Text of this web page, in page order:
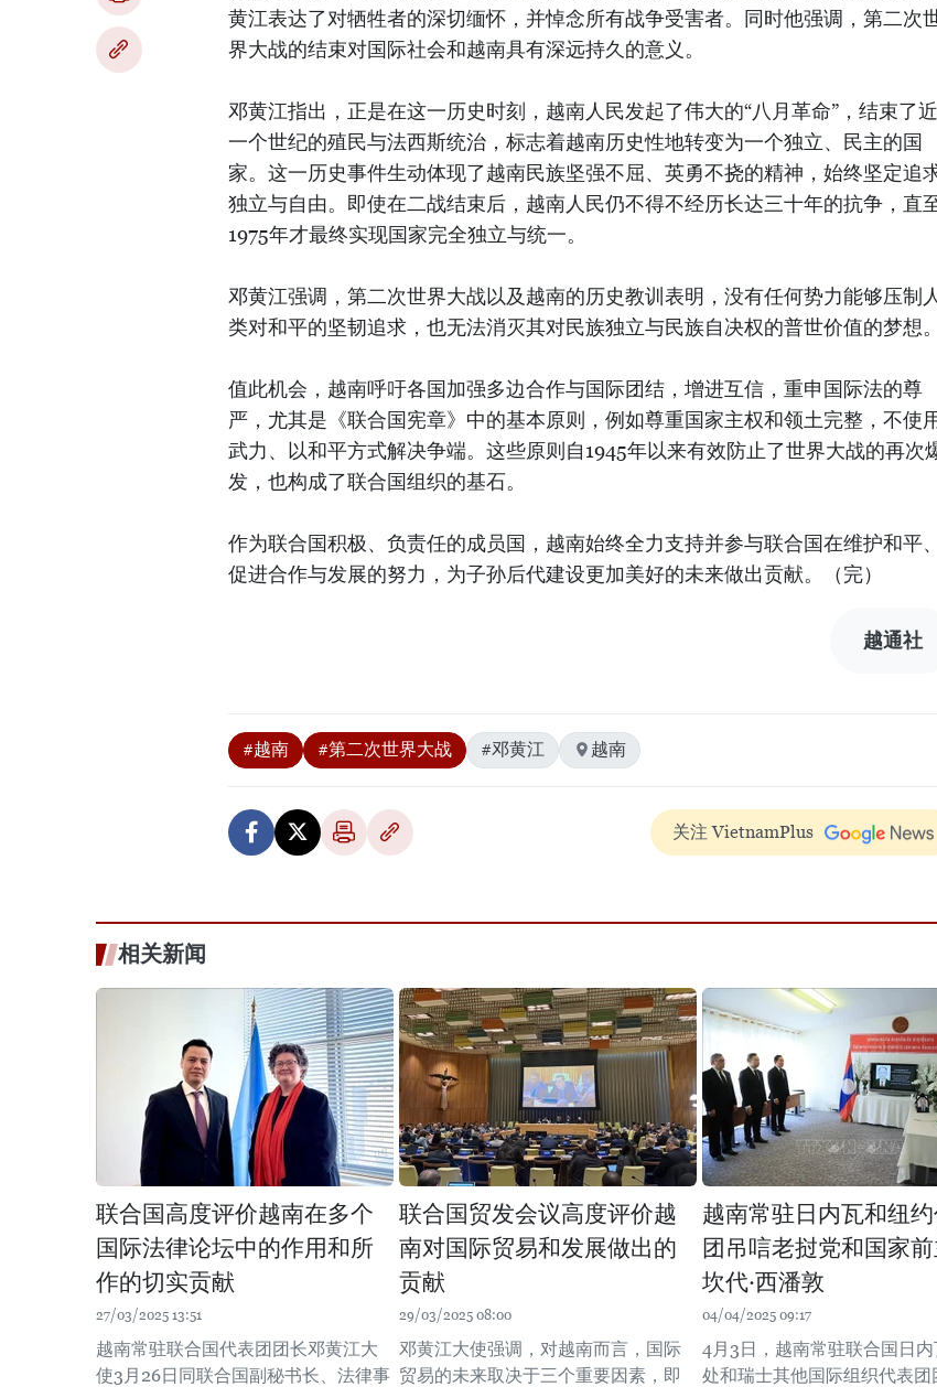
黄江表达了对牺牲者的深切缅怀，并悼念所有战争受害者。同时他强调，第二次
界大战的结束对国际社会和越南具有深远持久的意义。
邓黄江指出，正是在这一历史时刻，越南人民发起了伟大的“八月革命”，结束了近
一个世纪的殖民与法西斯统治，标志着越南历史性地转变为一个独立、民主的国
家。这一历史事件生动体现了越南民族坚强不屈、英勇不挠的精神，始终坚定追
独立与自由。即使在二战结束后，越南人民仍不得不经历长达三十年的抗争，直
1975年才最终实现国家完全独立与统一。
邓黄江强调，第二次世界大战以及越南的历史教训表明，没有任何势力能够压制人
类对和平的坚韧追求，也无法消灭其对民族独立与民族自决权的普世价值的梦想。
值此机会，越南呼吁各国加强多边合作与国际团结，增进互信，重申国际法的尊
严，尤其是《联合国宪章》中的基本原则，例如尊重国家主权和领土完整，不使
武力、以和平方式解决争端。这些原则自1945年以来有效防止了世界大战的再次
发，也构成了联合国组织的基石。
作为联合国积极、负责任的成员国，越南始终全力支持并参与联合国在维护和平、
促进合作与发展的努力，为子孙后代建设更加美好的未来做出贡献。（完）
越通社
#越南 #第二次世界大战 #邓黄江 越南
关注 VietnamPlus
相关新闻
联合国高度评价越南在多个
国际法律论坛中的作用和所
作的切实贡献
27/03/2025 13:51
越南常驻联合国代表团团长邓黄江大
使3月26日同联合国副秘书长、法律事
联合国贸发会议高度评价越
南对国际贸易和发展做出的
贡献
29/03/2025 08:00
邓黄江大使强调，对越南而言，国际
贸易的未来取决于三个重要因素，即
越南常驻日内瓦和纽
团吊唁老挝党和国家
坎代·西潘敦
04/04/2025 09:17
4月3日，越南常驻联合国日
处和瑞士其他国际组织代表团